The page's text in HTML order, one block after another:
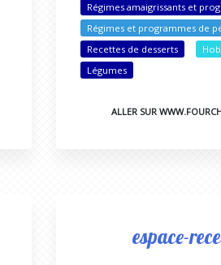
Régimes amaigrissants et
Régimes et programmes de
Recettes de desserts
Légumes
ALLER SUR
espace-